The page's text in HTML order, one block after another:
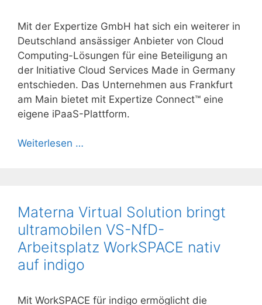
Mit der Expertize GmbH hat sich ein weiterer in
Deutschland ansässiger Anbieter von Cloud
Computing-Lösungen für eine Beteiligung an
der Initiative Cloud Services Made in Germany
entschieden. Das Unternehmen aus Frankfurt
am Main bietet mit Expertize Connect™ eine
eigene iPaaS-Plattform.
Weiterlesen …
Materna Virtual Solution bringt
ultramobilen VS-NfD-
Arbeitsplatz WorkSPACE nativ
auf indigo
Mit WorkSPACE für indigo ermöglicht die